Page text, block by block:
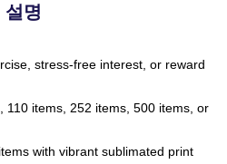
설명
stress-free interest, or reward
110 items, 252 items, 500 items, or
with vibrant sublimated print